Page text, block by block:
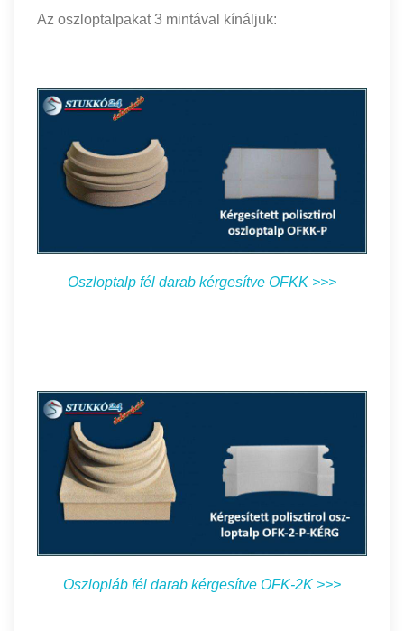
Az oszloptalpakat 3 mintával kínáljuk:
Oszloptalp fél darab kérgesítve OFKK >>>
Oszlopláb fél darab kérgesítve OFK-2K >>>